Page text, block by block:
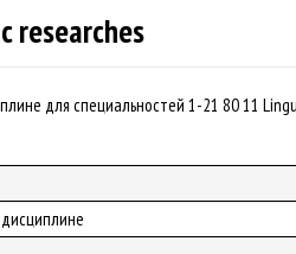
researches
для специальностей 1-21 80 11